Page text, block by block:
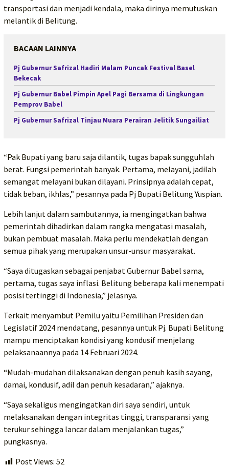
transportasi dan menjadi kendala, maka dirinya memutuskan
melantik di Belitung.
BACAAN LAINNYA
Pj Gubernur Safrizal Hadiri Malam Puncak Festival Basel
Bekecak
Pj Gubernur Babel Pimpin Apel Pagi Bersama di Lingkungan
Pemprov Babel
Pj Gubernur Safrizal Tinjau Muara Perairan Jelitik Sungailiat
“Pak Bupati yang baru saja dilantik, tugas bapak sungguhlah
berat. Fungsi pemerintah banyak. Pertama, melayani, jadilah
semangat melayani bukan dilayani. Prinsipnya adalah cepat,
tidak beban, ikhlas,” pesannya pada Pj Bupati Belitung Yuspian.
Lebih lanjut dalam sambutannya, ia mengingatkan bahwa
pemerintah dihadirkan dalam rangka mengatasi masalah,
bukan pembuat masalah. Maka perlu mendekatlah dengan
semua pihak yang merupakan unsur-unsur masyarakat.
“Saya ditugaskan sebagai penjabat Gubernur Babel sama,
pertama, tugas saya inflasi. Belitung beberapa kali menempati
posisi tertinggi di Indonesia,” jelasnya.
Terkait menyambut Pemilu yaitu Pemilihan Presiden dan
Legislatif 2024 mendatang, pesannya untuk Pj. Bupati Belitung
mampu menciptakan kondisi yang kondusif menjelang
pelaksanaannya pada 14 Februari 2024.
“Mudah-mudahan dilaksanakan dengan penuh kasih sayang,
damai, kondusif, adil dan penuh kesadaran,” ajaknya.
“Saya sekaligus mengingatkan diri saya sendiri, untuk
melaksanakan dengan integritas tinggi, transparansi yang
terukur sehingga lancar dalam menjalankan tugas,”
pungkasnya.
Post Views: 52